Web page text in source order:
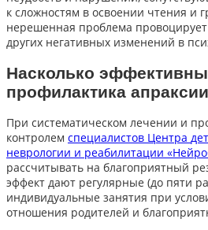
к сложностям в освоении чтения и
нерешенная проблема
других негативных изменений в
Насколько
профилактика
При систематическом лечении и
контролем специалистов Центра
неврологии и реабилитации
рассчитывать на благоприятный
эффект дают регулярные (до пяти
индивидуальные занятия при
отношения родителей и